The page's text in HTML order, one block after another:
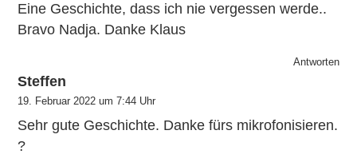
Eine Geschichte, dass ich nie vergessen werde..
Bravo Nadja. Danke Klaus
Antworten
Steffen
19. Februar 2022 um 7:44 Uhr
Sehr gute Geschichte. Danke fürs mikrofonisieren.
?️